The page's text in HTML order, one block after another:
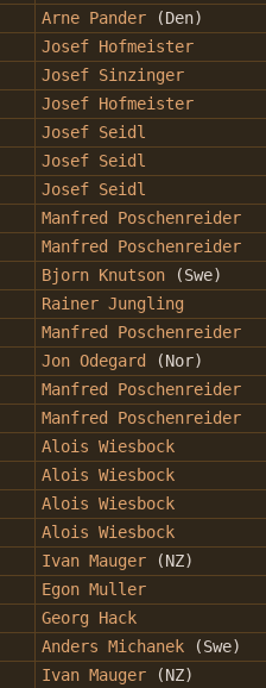
Arne Pander (Den)
Josef Hofmeister
Josef Sinzinger
Josef Hofmeister
Josef Seidl
Josef Seidl
Josef Seidl
Manfred Poschenreider
Manfred Poschenreider
Bjorn Knutson (Swe)
Rainer Jungling
Manfred Poschenreider
Jon Odegard
(Nor)
Manfred Poschenreider
Manfred Poschenreider
Alois Wiesbock
Alois Wiesbock
Alois Wiesbock
Alois Wiesbock
Ivan Mauger (NZ)
Egon Muller
Georg Hack
Anders Michanek (Swe)
Ivan Mauger (NZ)